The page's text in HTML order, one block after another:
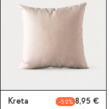
Kreta 52
8,95